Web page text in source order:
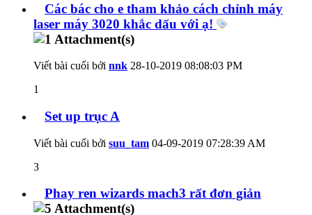
Các bác cho e tham khảo cách chỉnh máy
laser máy 3020 khắc dấu với ạ!
Viết bài cuối bởi nnk 28-10-2019 08:08:03 PM
1
Set up trục A
Viết bài cuối bởi suu_tam 04-09-2019 07:28:39 AM
3
Phay ren wizards mach3 rất đơn giản